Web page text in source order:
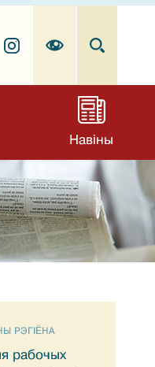
Навіны
РЭГIЁНА
рабочых